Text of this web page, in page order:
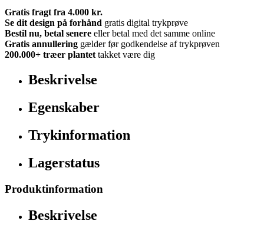
Gratis fragt fra 4.000 kr.
Se dit design på forhånd gratis digital trykprøve
Bestil nu, betal senere eller betal med det samme online
Gratis annullering gælder før godkendelse af trykprøven
200.000+ træer plantet takket være dig
Beskrivelse
Egenskaber
Trykinformation
Lagerstatus
Produktinformation
Beskrivelse